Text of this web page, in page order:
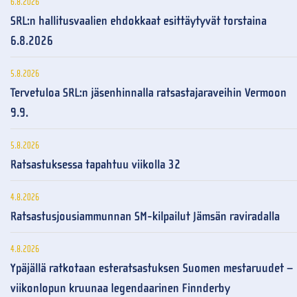
SRL:n hallitusvaalien ehdokkaat esittäytyvät torstaina
6.8.2026
5.8.2026
Tervetuloa SRL:n jäsenhinnalla ratsastajaraveihin Vermoon
9.9.
5.8.2026
Ratsastuksessa tapahtuu viikolla 32
4.8.2026
Ratsastusjousiammunnan SM-kilpailut Jämsän raviradalla
4.8.2026
Ypäjällä ratkotaan esteratsastuksen Suomen mestaruudet –
viikonlopun kruunaa legendaarinen Finnderby